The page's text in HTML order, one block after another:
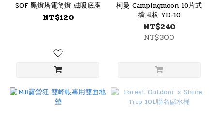
SOF 黑燈塔電筒燈 磁吸底座
NT$120
柯曼 Campingmoon 10片式
擋風板 YD-10
NT$240
NT$300